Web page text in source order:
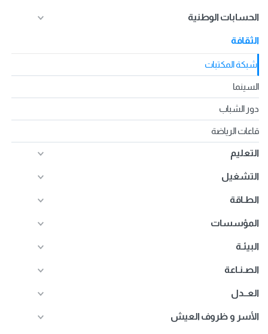
الحسابات الوطنية
الثقافة
شبكة المكتبات
السينما
دور الشباب
قاعات الرياضة
التعليم
التشغيل
الطـاقة
المؤسسات
البيئـة
الصـنـاعة
العــدل
الأسر و ظروف العيش